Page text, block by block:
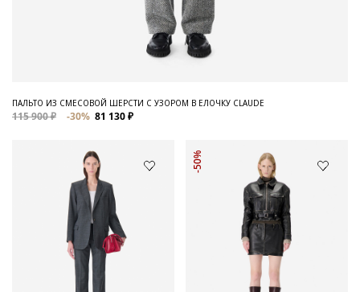
ПАЛЬТО ИЗ СМЕСОВОЙ ШЕРСТИ С УЗОРОМ В ЕЛОЧКУ CLAUDE
115 900 ₽ -30% 81 130 ₽
-50%